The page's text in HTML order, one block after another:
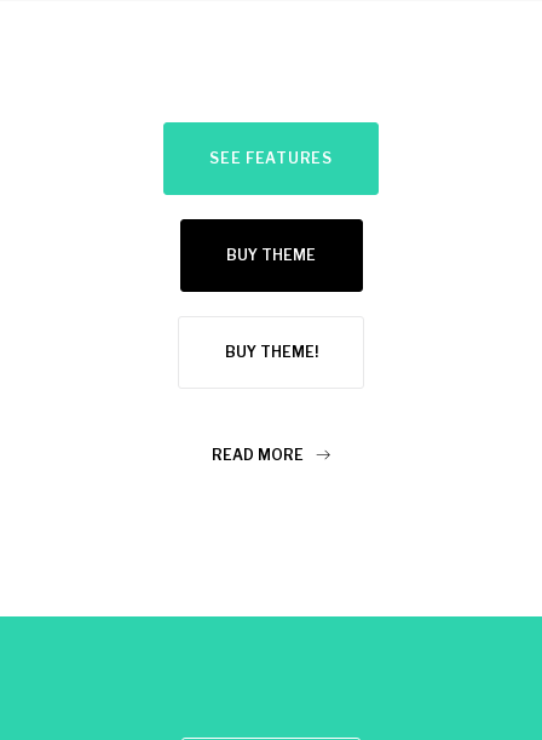
SEE FEATURES
BUY THEME
BUY THEME!
READ MORE 